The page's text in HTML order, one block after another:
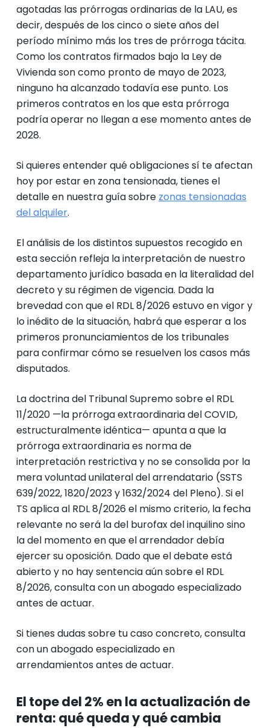
agotadas las prórrogas ordinarias de la LAU, es
decir, después de los cinco o siete años del
período mínimo más los tres de prórroga tácita.
Como los contratos firmados bajo la Ley de
Vivienda son como pronto de mayo de 2023,
ninguno ha alcanzado todavía ese punto. Los
primeros contratos en los que esta prórroga
podría operar no llegan a ese momento antes de
2028.
Si quieres entender qué obligaciones sí te afectan
hoy por estar en zona tensionada, tienes el
detalle en nuestra guía sobre zonas tensionadas
del alquiler.
El análisis de los distintos supuestos recogido en
esta sección refleja la interpretación de nuestro
departamento jurídico basada en la literalidad del
decreto y su régimen de vigencia. Dada la
brevedad con que el RDL 8/2026 estuvo en vigor y
lo inédito de la situación, habrá que esperar a los
primeros pronunciamientos de los tribunales
para confirmar cómo se resuelven los casos más
disputados.
La doctrina del Tribunal Supremo sobre el RDL
11/2020 —la prórroga extraordinaria del COVID,
estructuralmente idéntica— apunta a que la
prórroga extraordinaria es norma de
interpretación restrictiva y no se consolida por la
mera voluntad unilateral del arrendatario (SSTS
639/2022, 1820/2023 y 1632/2024 del Pleno). Si el
TS aplica al RDL 8/2026 el mismo criterio, la fecha
relevante no será la del burofax del inquilino sino
la del momento en que el arrendador debía
ejercer su oposición. Dado que el debate está
abierto y no hay sentencia aún sobre el RDL
8/2026, consulta con un abogado especializado
antes de actuar.
Si tienes dudas sobre tu caso concreto, consulta
con un abogado especializado en
arrendamientos antes de actuar.
El tope del 2% en la actualización de
renta: qué queda y qué cambia